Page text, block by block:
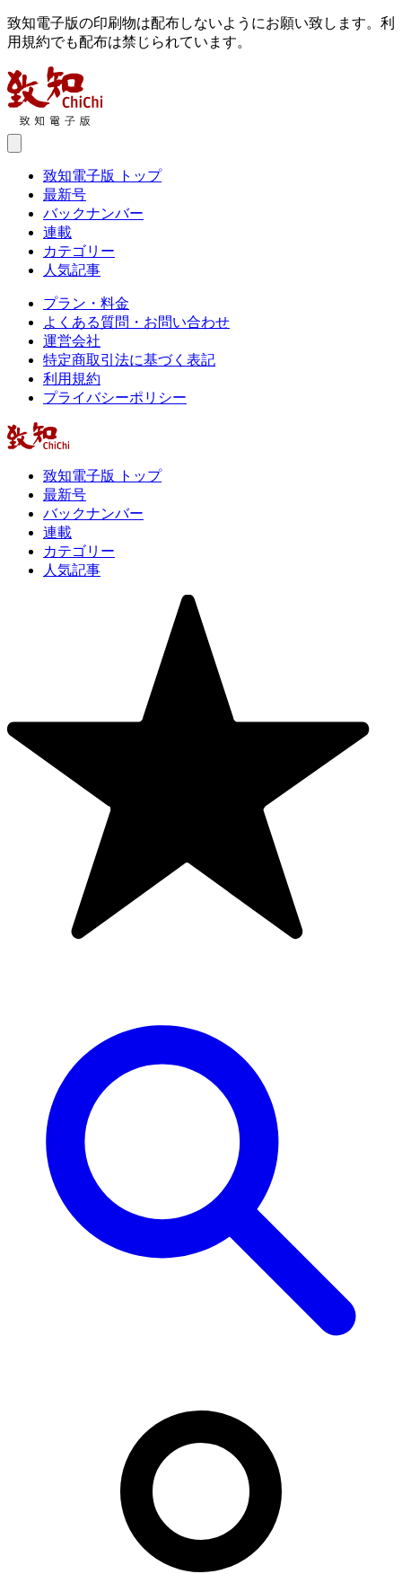
致知電子版の印刷物は配布しないようにお願い致します。利
用規約でも配布は禁じられています。
致知電子版 トップ
最新号
バックナンバー
連載
カテゴリー
人気記事
プラン・料金
よくある質問・お問い合わせ
運営会社
特定商取引法に基づく表記
利用規約
プライバシーポリシー
致知電子版 トップ
最新号
バックナンバー
連載
カテゴリー
人気記事